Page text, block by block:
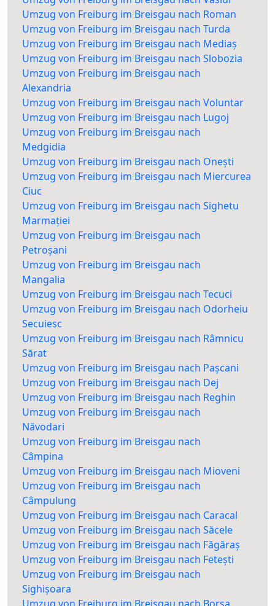
Umzug von Freiburg im Breisgau nach Roman
Umzug von Freiburg im Breisgau nach Turda
Umzug von Freiburg im Breisgau nach Mediaș
Umzug von Freiburg im Breisgau nach Slobozia
Umzug von Freiburg im Breisgau nach
Alexandria
Umzug von Freiburg im Breisgau nach Voluntar
Umzug von Freiburg im Breisgau nach Lugoj
Umzug von Freiburg im Breisgau nach
Medgidia
Umzug von Freiburg im Breisgau nach Onești
Umzug von Freiburg im Breisgau nach Miercurea
Ciuc
Umzug von Freiburg im Breisgau nach Sighetu
Marmației
Umzug von Freiburg im Breisgau nach
Petroșani
Umzug von Freiburg im Breisgau nach
Mangalia
Umzug von Freiburg im Breisgau nach Tecuci
Umzug von Freiburg im Breisgau nach Odorheiu
Secuiesc
Umzug von Freiburg im Breisgau nach Râmnicu
Sărat
Umzug von Freiburg im Breisgau nach Pașcani
Umzug von Freiburg im Breisgau nach Dej
Umzug von Freiburg im Breisgau nach Reghin
Umzug von Freiburg im Breisgau nach
Năvodari
Umzug von Freiburg im Breisgau nach
Câmpina
Umzug von Freiburg im Breisgau nach Mioveni
Umzug von Freiburg im Breisgau nach
Câmpulung
Umzug von Freiburg im Breisgau nach Caracal
Umzug von Freiburg im Breisgau nach Săcele
Umzug von Freiburg im Breisgau nach Făgăraș
Umzug von Freiburg im Breisgau nach Fetești
Umzug von Freiburg im Breisgau nach
Sighișoara